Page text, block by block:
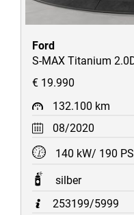
Ford
€ 19.990
132.100 km
08/2020
140 kW/ 190 PS
silber
253199/5999